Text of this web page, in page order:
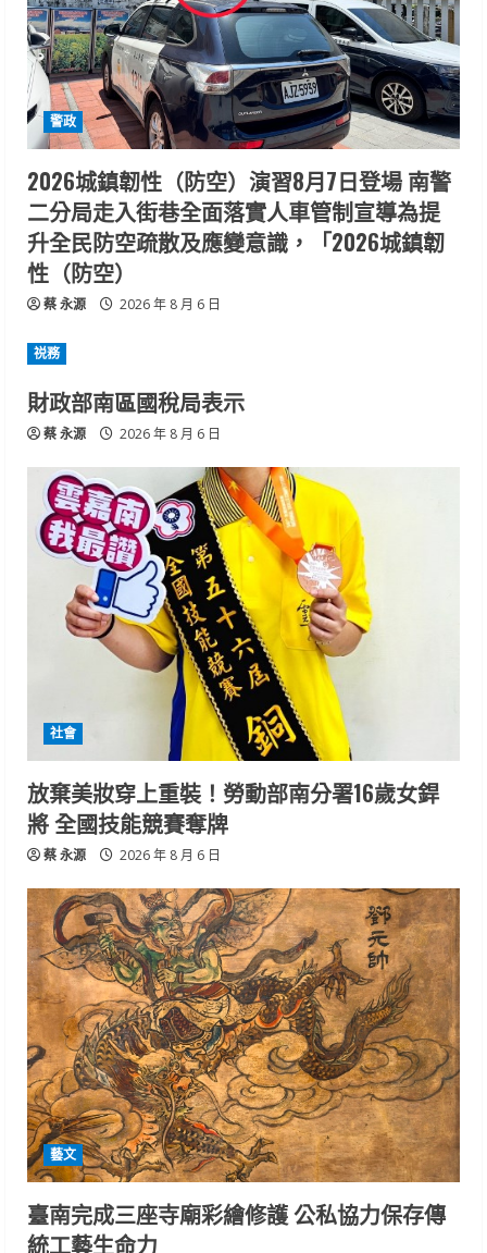
警政
2026城鎮韌性（防空）演習8月7日登場 南警
二分局走入街巷全面落實人車管制宣導為提
升全民防空疏散及應變意識，「2026城鎮韌
性（防空）
蔡 永源 2026 年 8 月 6 日
祱務
財政部南區國稅局表示
蔡 永源 2026 年 8 月 6 日
社會
放棄美妝穿上重裝！勞動部南分署16歲女銲
將 全國技能競賽奪牌
蔡 永源 2026 年 8 月 6 日
藝文
臺南完成三座寺廟彩繪修護 公私協力保存傳
統工藝生命力